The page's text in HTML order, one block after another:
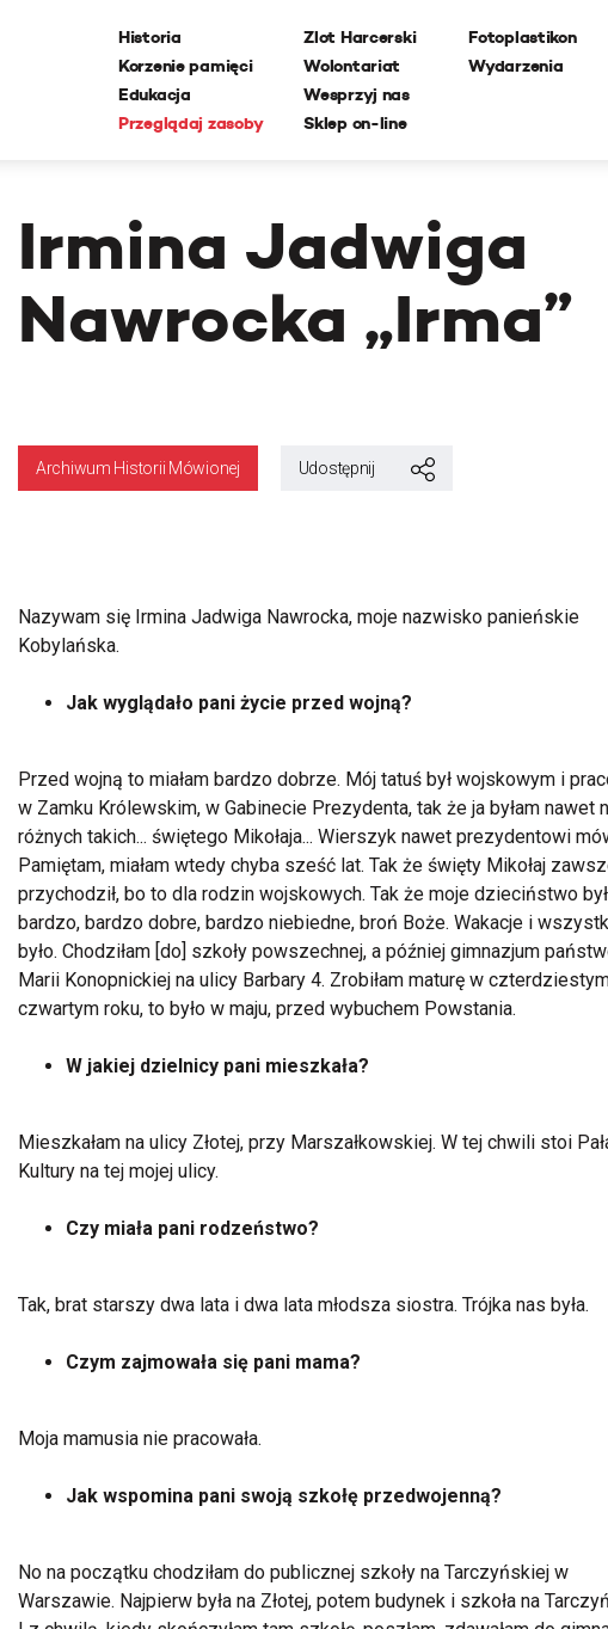
Historia
Korzenie pamięci
Edukacja
Przeglądaj zasoby
Zlot Harcerski
Wolontariat
Wesprzyj nas
Sklep on-line
Fotoplastikon
Wydarzenia
Irmina Jadwiga
Nawrocka „Irma”
Archiwum Historii Mówionej Udostępnij
Nazywam się Irmina Jadwiga Nawrocka, moje nazwisko panieńskie
Kobylańska.
Jak wyglądało pani życie przed wojną?
Przed wojną to miałam bardzo dobrze. Mój tatuś był wojskowym i
w Zamku Królewskim, w Gabinecie Prezydenta, tak że ja byłam nawet
różnych takich... świętego Mikołaja... Wierszyk nawet prezydentowi
Pamiętam, miałam wtedy chyba sześć lat. Tak że święty Mikołaj
przychodził, bo to dla rodzin wojskowych. Tak że moje dzieciństwo
bardzo, bardzo dobre, bardzo niebiedne, broń Boże. Wakacje i
było. Chodziłam [do] szkoły powszechnej, a później gimnazjum
Marii Konopnickiej na ulicy Barbary 4. Zrobiłam maturę w
czwartym roku, to było w maju, przed wybuchem Powstania.
W jakiej dzielnicy pani mieszkała?
Mieszkałam na ulicy Złotej, przy Marszałkowskiej. W tej chwili stoi
Kultury na tej mojej ulicy.
Czy miała pani rodzeństwo?
Tak, brat starszy dwa lata i dwa lata młodsza siostra. Trójka nas była.
Czym zajmowała się pani mama?
Moja mamusia nie pracowała.
Jak wspomina pani swoją szkołę przedwojenną?
No na początku chodziłam do publicznej szkoły na Tarczyńskiej w
Warszawie. Najpierw była na Złotej, potem budynek i szkoła na